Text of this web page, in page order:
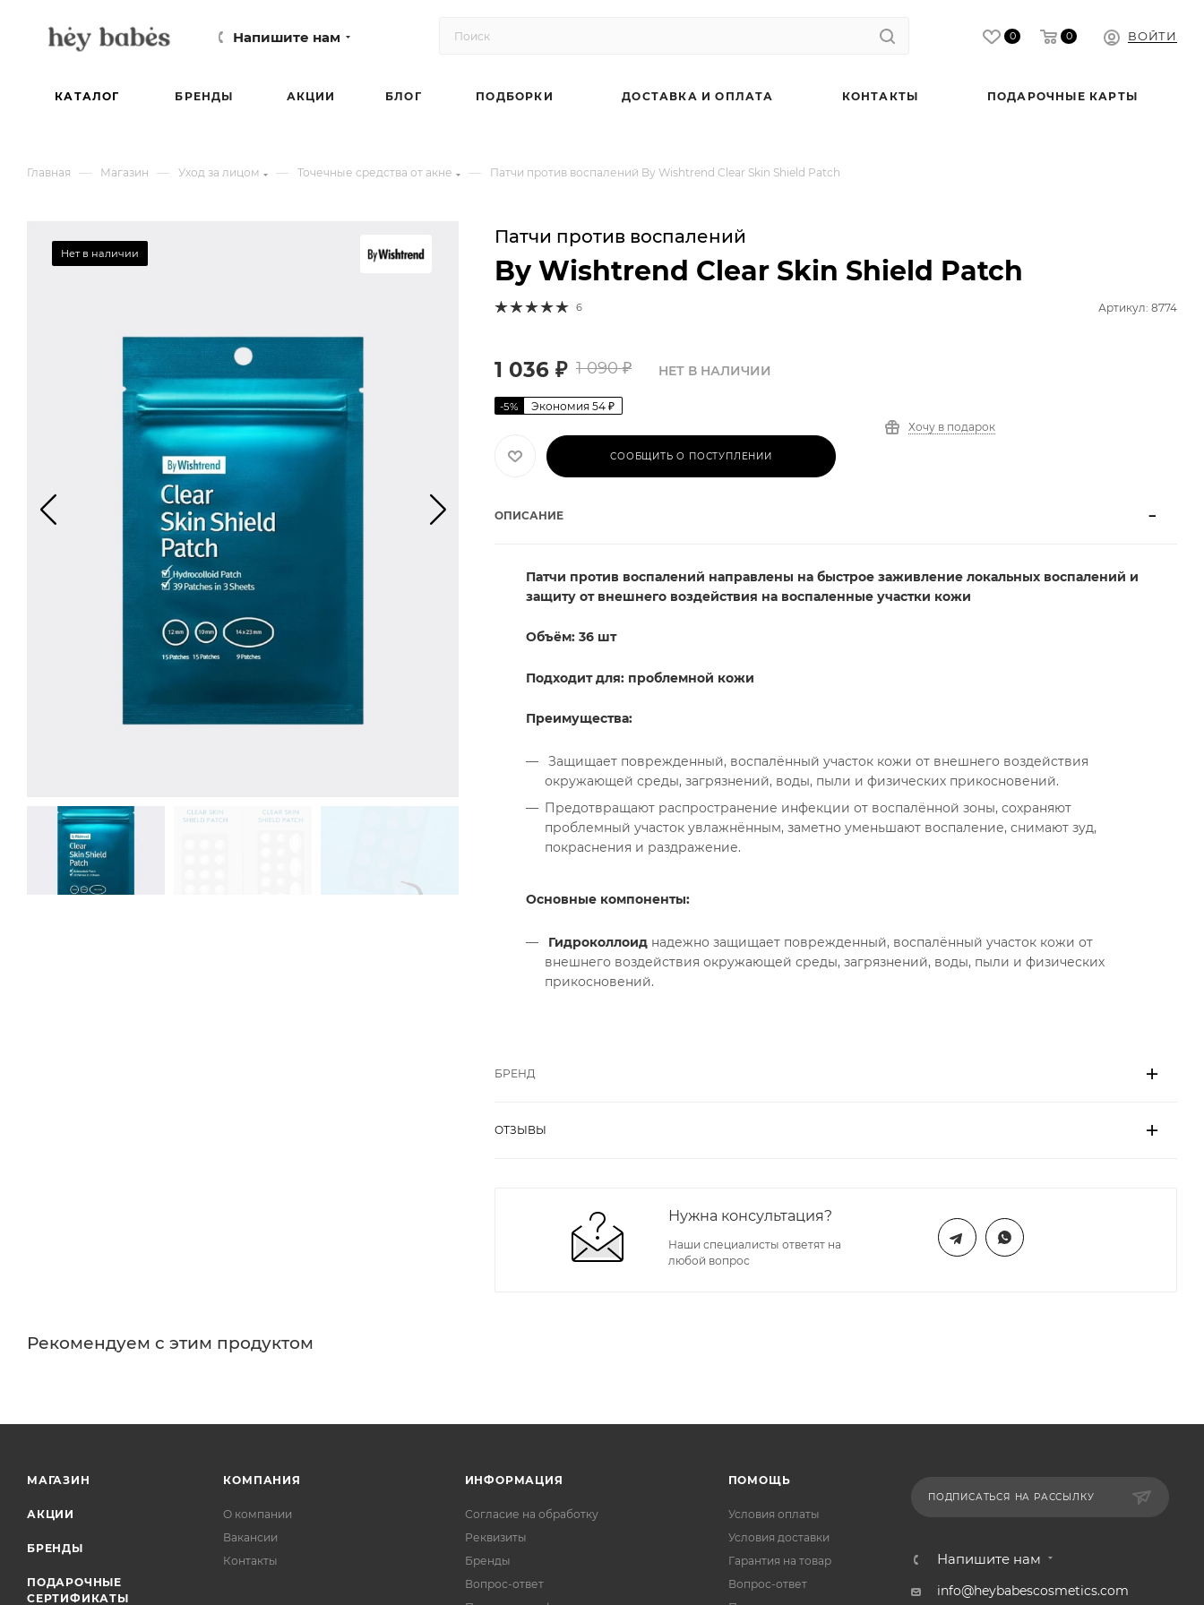
Напишите нам 0 0 ВОЙТИ
КАТАЛОГ БРЕНДЫ АКЦИИ БЛОГ ПОДБОРКИ ДОСТАВКА И ОПЛАТА КОНТАКТЫ ПОДАРОЧНЫЕ КАРТЫ
Главная — Магазин — Уход за лицом — Точечные средства от акне — Патчи против воспалений By Wishtrend Clear Skin Shield Patch
Нет в наличии
Патчи против воспалений
By Wishtrend Clear Skin Shield Patch
6 Артикул: 8774
1 036 ₽ 1 090₽
-5% Экономия 54 ₽
НЕТ В НАЛИЧИИ
СООБЩИТЬ О ПОСТУПЛЕНИИ
Хочу в подарок
ОПИСАНИЕ
Патчи против воспалений направлены на быстрое заживление локальных воспалений и
защиту от внешнего воздействия на воспаленные участки кожи
Объём: 36 шт
Подходит для: проблемной кожи
Преимущества:
Защищает поврежденный, воспалённый участок кожи от внешнего воздействия
окружающей среды, загрязнений, воды, пыли и физических прикосновений.
Предотвращают распространение инфекции от воспалённой зоны, сохраняют
проблемный участок увлажнённым, заметно уменьшают воспаление, снимают зуд,
покраснения и раздражение.
Основные компоненты:
Гидроколлоид надежно защищает поврежденный, воспалённый участок кожи от
внешнего воздействия окружающей среды, загрязнений, воды, пыли и физических
прикосновений.
БРЕНД
ОТЗЫВЫ
Нужна консультация?
Наши специалисты ответят на
любой вопрос
Рекомендуем с этим продуктом
МАГАЗИН
АКЦИИ
БРЕНДЫ
ПОДАРОЧНЫЕ
СЕРТИФИКАТЫ
КОМПАНИЯ
О компании
Вакансии
Контакты
ИНФОРМАЦИЯ
Согласие на обработку
Реквизиты
Бренды
Вопрос-ответ
ПОМОЩЬ
Условия оплаты
Условия доставки
Гарантия на товар
Вопрос-ответ
ПОДПИСАТЬСЯ НА РАССЫЛКУ
Напишите нам
info@heybabescosmetics.com